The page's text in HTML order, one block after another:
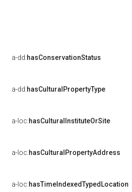
a-dd:hasConservationStatus
a-dd:hasCulturalPropertyType
a-loc:hasCulturalInstituteOrSite
a-loc:hasCulturalPropertyAddress
a-loc:hasTimeIndexedTypedLocation